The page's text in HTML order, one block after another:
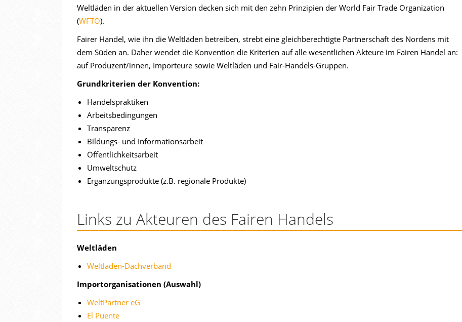
Weltläden in der aktuellen Version decken sich mit den zehn Prinzipien der World Fair Trade Organization
(WFTO).
Fairer Handel, wie ihn die Weltläden betreiben, strebt eine gleichberechtigte Partnerschaft des Nordens mit
dem Süden an. Daher wendet die Konvention die Kriterien auf alle wesentlichen Akteure im Fairen Handel an:
auf Produzent/innen, Importeure sowie Weltläden und Fair-Handels-Gruppen.
Grundkriterien der Konvention:
Handelspraktiken
Arbeitsbedingungen
Transparenz
Bildungs- und Informationsarbeit
Öffentlichkeitsarbeit
Umweltschutz
Ergänzungsprodukte (z.B. regionale Produkte)
Links zu Akteuren des Fairen Handels
Weltläden
Weltladen-Dachverband
Importorganisationen (Auswahl)
WeltPartner eG
El Puente